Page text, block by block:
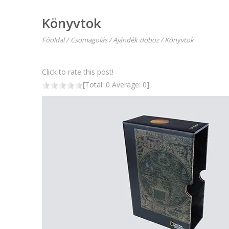
Könyvtok
Főoldal/ Csomagolás/Ajándék doboz/Könyvtok
Click to rate this post!
[Total: 0 Average: 0]